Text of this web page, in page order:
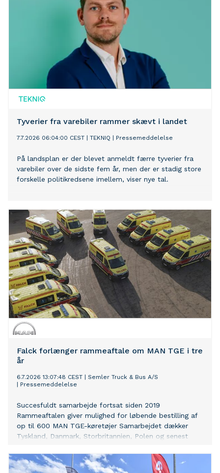
Tyverier fra varebiler rammer skævt i landet
7.7.2026 06:04:00 CEST TEKNIQ Pressemeddelelse
På landsplan er der blevet anmeldt færre tyverier fra
varebiler over de sidste fem år, men der er stadig store
forskelle politikredsene imellem, viser nye tal.
Falck forlænger rammeaftale om MAN TGE i tre
år
6.7.2026 13:07:48 CEST
Semler Truck & Bus A/S
Pressemeddelelse
Succesfuldt samarbejde fortsat siden 2019
Rammeaftalen giver mulighed for løbende bestilling af
op til 600 MAN TGE-køretøjer Samarbejdet dækker
Tyskland, Danmark, Storbritannien, Polen og senest
planlagt